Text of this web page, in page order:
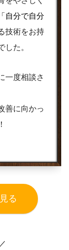
「自分で自分
技術をお持
した。
一度相談さ
善に向かっ
る